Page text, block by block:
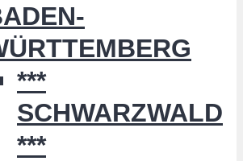
***
SCHWARZWALD
***